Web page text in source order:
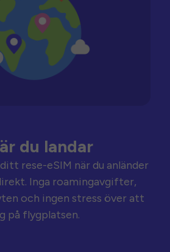
du landar
rese-eSIM när du anländer
Inga roamingavgifter,
och ingen stress över att
på flygplatsen.